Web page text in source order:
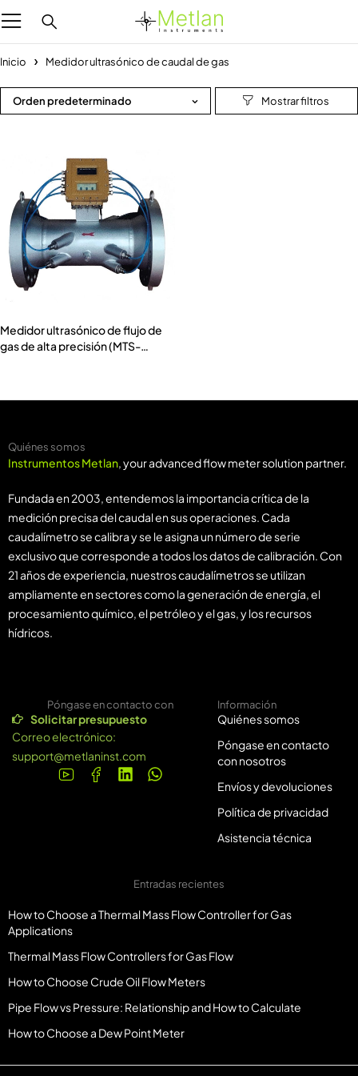
Inicio Medidor ultrasónico de caudal de gas
Orden predeterminado
Medidor ultrasónico de flujo de
gas de alta precisión (MTS-
Quiénes somos
Instrumentos Metlan, your advanced flow meter solution partner.
Fundada en 2003, entendemos la importancia crítica de la
medición precisa del caudal en sus operaciones. Cada
caudalímetro se calibra y se le asigna un número de serie
exclusivo que corresponde a todos los datos de calibración. Con
21 años de experiencia, nuestros caudalímetros se utilizan
ampliamente en sectores como la generación de energía, el
procesamiento químico, el petróleo y el gas, y los recursos
hídricos.
Póngase en contacto con
Solicitar presupuesto
Correo electrónico:
support@metlaninst.com
Información
Quiénes somos
Póngase en contacto
con nosotros
Envíos y devoluciones
Política de privacidad
Asistencia técnica
Entradas recientes
How to Choose a Thermal Mass Flow Controller for Gas
Applications
Thermal Mass Flow Controllers for Gas Flow
How to Choose Crude Oil Flow Meters
Pipe Flow vs Pressure: Relationship and How to Calculate
How to Choose a Dew Point Meter